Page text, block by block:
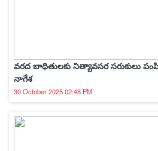
వరద బాధితులకు నిత్యావసర సరుకులు
నాగేశ
30 October 2025 02:48 PM